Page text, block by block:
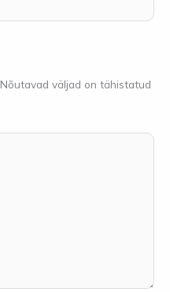
Nõutavad väljad on tähistatud